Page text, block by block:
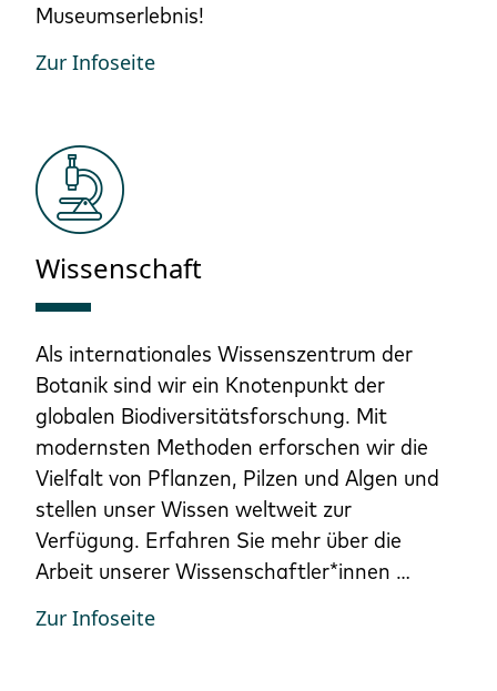
Museumserlebnis!
Zur Infoseite
Wissenschaft
Als internationales Wissenszentrum der
Botanik sind wir ein Knotenpunkt der
globalen Biodiversitätsforschung. Mit
modernsten Methoden erforschen wir die
Vielfalt von Pflanzen, Pilzen und Algen und
stellen unser Wissen weltweit zur
Verfügung. Erfahren Sie mehr über die
Arbeit unserer Wissenschaftler*innen …
Zur Infoseite